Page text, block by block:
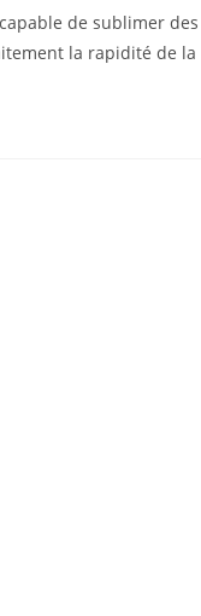
de sublimer des
la rapidité de la